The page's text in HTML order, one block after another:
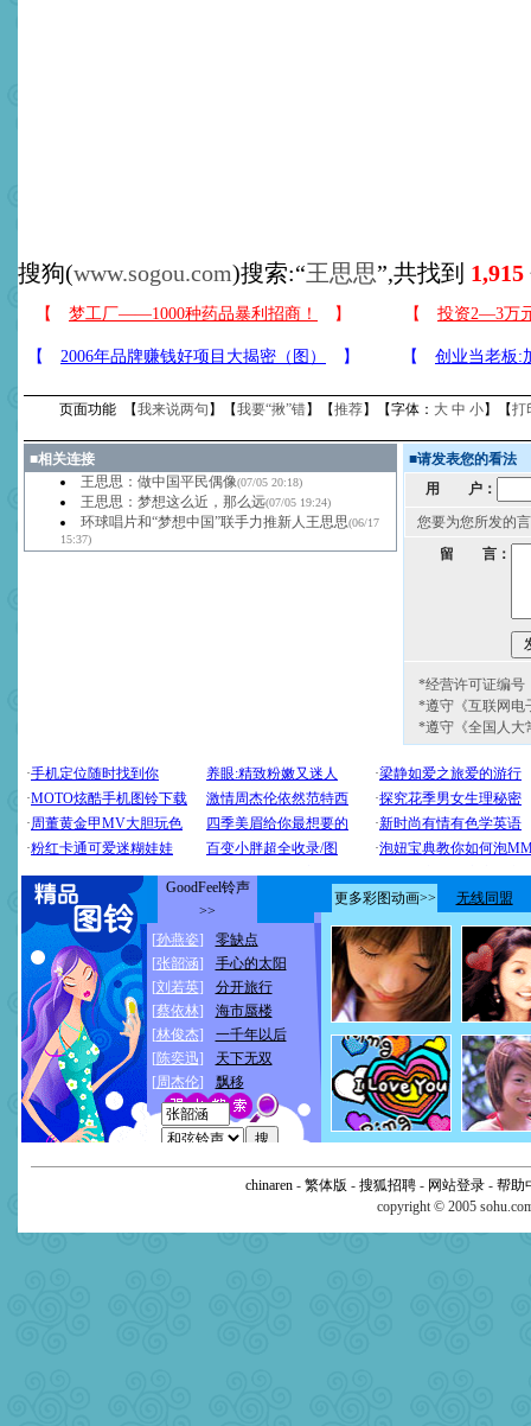
搜狗(www.sogou.com)搜索:“王思思”,共找到 1,915
页面功能 【我来说两句 】【我要“揪”错】【推荐】【字体： 大 中 小】【打
■相关连接
王思思：做中国平民偶像(07/05 20:18)
王思思：梦想这么近，那么远(07/05 19:24)
环球唱片和“梦想中国”联手力推新人王思思(06/17
15:37)
■请发表您的看法
用 户：
您要为您所发的
留 言：
*经营许可证编号
*遵守《互联网电
*遵守《全国人大
chinaren - 繁体版 - 搜狐招聘 - 网站登录 - 帮助
copyright © 2005